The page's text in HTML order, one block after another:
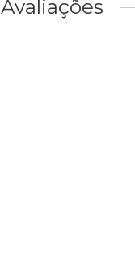
Avaliações